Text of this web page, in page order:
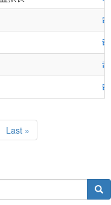
Last
page
Last »
搜索